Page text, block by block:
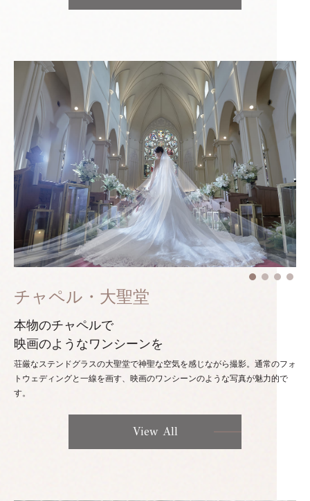
チャペル・大聖堂
本物のチャペルで
映画のようなワンシーンを
荘厳なステンドグラスの大聖堂で神聖な空気を感じながら撮影。通常のフォ
トウェディングと一線を画す、映画のワンシーンのような写真が魅力的で
す。
View All